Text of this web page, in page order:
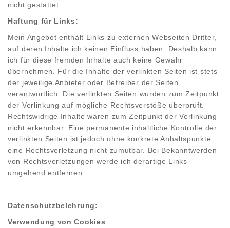
nicht gestattet.
Haftung für Links:
Mein Angebot enthält Links zu externen Webseiten Dritter,
auf deren Inhalte ich keinen Einfluss haben. Deshalb kann
ich für diese fremden Inhalte auch keine Gewähr
übernehmen. Für die Inhalte der verlinkten Seiten ist stets
der jeweilige Anbieter oder Betreiber der Seiten
verantwortlich. Die verlinkten Seiten wurden zum Zeitpunkt
der Verlinkung auf mögliche Rechtsverstöße überprüft.
Rechtswidrige Inhalte waren zum Zeitpunkt der Verlinkung
nicht erkennbar. Eine permanente inhaltliche Kontrolle der
verlinkten Seiten ist jedoch ohne konkrete Anhaltspunkte
eine Rechtsverletzung nicht zumutbar. Bei Bekanntwerden
von Rechtsverletzungen werde ich derartige Links
umgehend entfernen.
–
Datenschutzbelehrung:
Verwendung von Cookies